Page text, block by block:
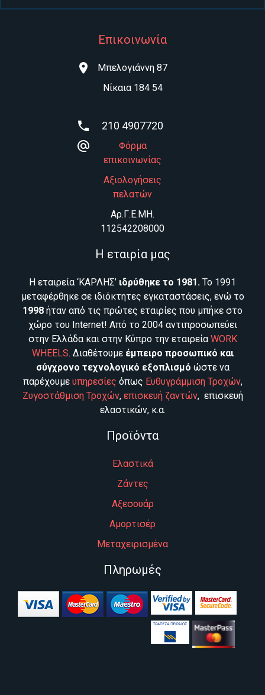
Επικοινωνία
Μπελογιάννη 87
Νίκαια 184 54
210 4907720
Φόρμα
επικοινωνίας
Αξιολογήσεις
πελατών
Aρ.Γ.Ε.ΜΗ.
112542208000
Η εταιρία μας
Η εταιρεία ‘ΚΑΡΛΗΣ’ ιδρύθηκε το 1981. Το 1991
μεταφέρθηκε σε ιδιόκτητες εγκαταστάσεις, ενώ το
1998 ήταν από τις πρώτες εταιρίες που μπήκε στο
χώρο του Internet! Από το 2004 αντιπροσωπεύει
στην Ελλάδα και στην Κύπρο την εταιρεία WORK
WHEELS. Διαθέτουμε έμπειρο προσωπικό και
σύγχρονο τεχνολογικό εξοπλισμό ώστε να
παρέχουμε υπηρεσίες όπως Ευθυγράμμιση Τροχών,
Ζυγοστάθμιση Τροχών, επισκευή ζαντών, επισκευή
ελαστικών, κ.α.
Προϊόντα
Ελαστικά
Ζάντες
Αξεσουάρ
Αμορτισέρ
Μεταχειρισμένα
Πληρωμές